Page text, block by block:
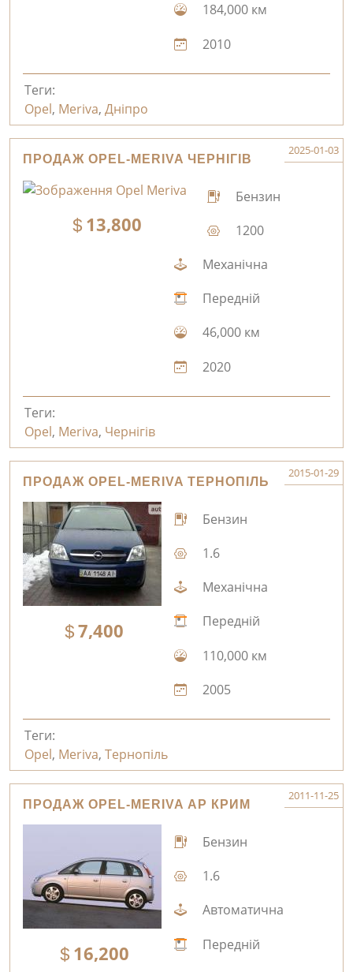
184,000 км
2010
Теги:
Opel, Meriva, Дніпро
ПРОДАЖ OPEL-MERIVA ЧЕРНІГІВ
2025-01-03
13,800
Бензин
1200
Механічна
Передній
46,000 км
2020
Теги:
Opel, Meriva, Чернігів
ПРОДАЖ OPEL-MERIVA ТЕРНОПІЛЬ
2015-01-29
7,400
Бензин
1.6
Механічна
Передній
110,000 км
2005
Теги:
Opel, Meriva, Тернопіль
ПРОДАЖ OPEL-MERIVA АР КРИМ
2011-11-25
16,200
Бензин
1.6
Автоматична
Передній